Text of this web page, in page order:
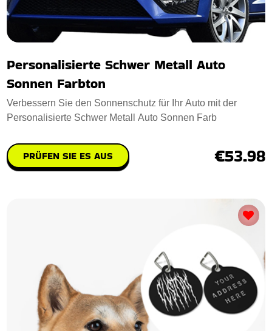
Personalisierte Schwer Metall Auto
Sonnen Farbton
Verbessern Sie den Sonnenschutz für Ihr Auto mit der
Personalisierte Schwer Metall Auto Sonnen Farb
PRÜFEN SIE ES AUS €53.98